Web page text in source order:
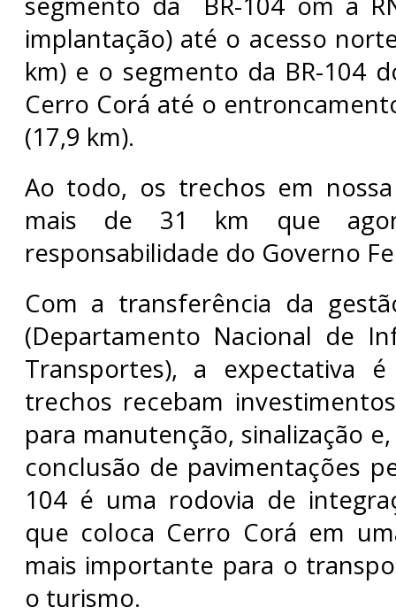
implantação) até o acesso
km) e o segmento da BR-104
Cerro Corá até o
(17,9 km).
Ao todo, os trechos em
mais de 31 km que
responsabilidade do Governo
Com a transferência da
(Departamento Nacional de
Transportes), a expectativa
trechos recebam
para manutenção, sinalização
conclusão de pavimentações
104 é uma rodovia de
que coloca Cerro Corá em
mais importante para o
o turismo.